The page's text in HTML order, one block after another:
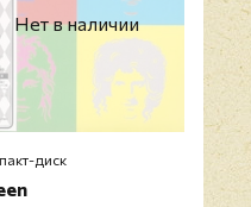
Нет в наличии
диск